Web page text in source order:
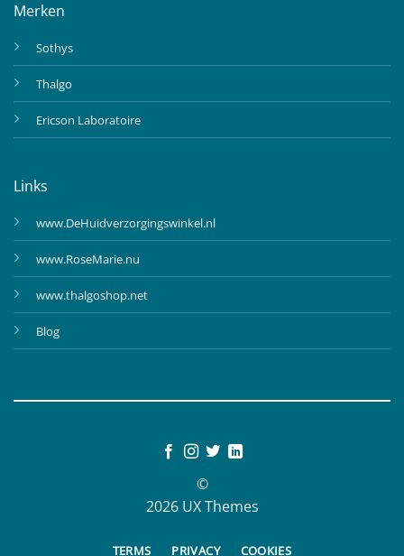
Merken
Sothys
Thalgo
Ericson Laboratoire
Links
www.DeHuidverzorgingswinkel.nl
www.RoseMarie.nu
www.thalgoshop.net
Blog
©
2026 UX Themes
TERMS PRIVACY COOKIES